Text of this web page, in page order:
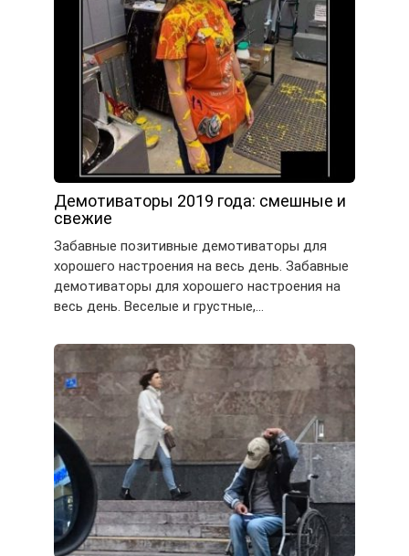
Демотиваторы 2019 года: смешные и
свежие
Забавные позитивные демотиваторы для
хорошего настроения на весь день. Забавные
демотиваторы для хорошего настроения на
весь день. Веселые и грустные,…